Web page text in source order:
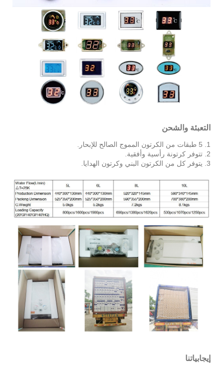
التعبئة والشحن
1. 5 طبقات من الكرتون المموج الصالح للإبحار.
2. تتوفر كرتونة رأسية وأفقية.
3. يتوفر كل من الكرتون البني وكرتون الهدايا.
إيجابياتنا